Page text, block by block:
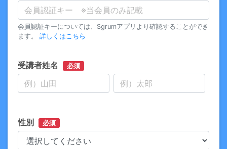
会員認証キーについては、Sgrumアプリより確認することができ
ます。 詳しくはこちら
受講者姓名 必須
性別 必須